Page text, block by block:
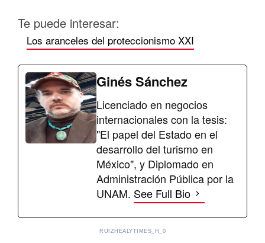
Te puede interesar:
Los aranceles del proteccionismo XXI
Ginés Sánchez
Licenciado en negocios
internacionales con la tesis:
"El papel del Estado en el
desarrollo del turismo en
México", y Diplomado en
Administración Pública por la
UNAM. See Full Bio
RUIZHEALYTIMES_H_0